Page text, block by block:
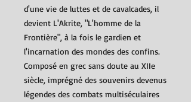
d'une vie de luttes et de cavalcades, il
devient L'Akrite, "L'homme de la
Frontière", à la fois le gardien et
l'incarnation des mondes des confins.
Composé en grec sans doute au XIIe
siècle, imprégné des souvenirs devenus
légendes des combats multiséculaires